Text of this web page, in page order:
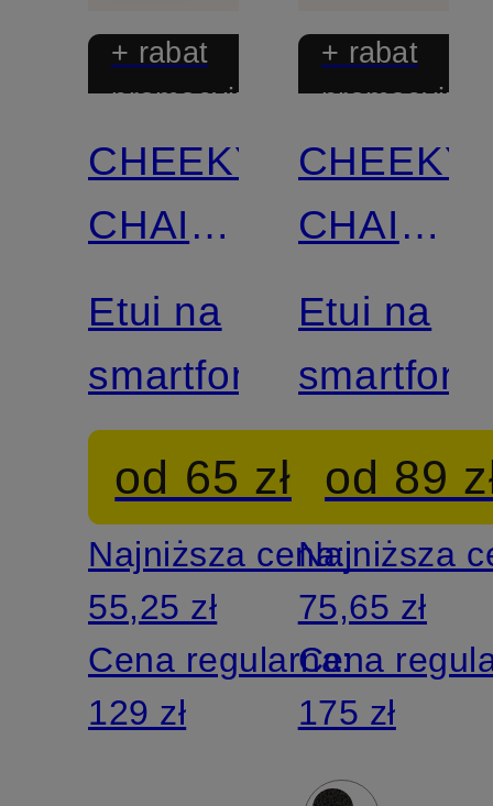
+ rabat
promocyjny
CHEEKY
CHAIN
MUNICH
Etui na
smartfon
od 65 zł
Najniższa cena:
55,25 zł
Cena regularna:
129 zł
+ rabat
promocyjny
CHEEKY
CHAIN
MUNICH
Etui na
smartfon
od 89
Najniższa
75,65 zł
Cena
175 zł